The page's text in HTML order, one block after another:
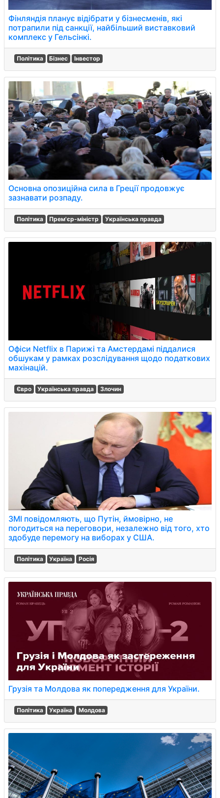
Фінляндія планує відібрати у бізнесменів, які
потрапили під санкції, найбільший виставковий
комплекс у Гельсінкі.
Політика Бізнес Інвестор
Основна опозиційна сила в Греції продовжує
зазнавати розпаду.
Політика Прем'єр-міністр Українська правда
Офіси Netflix в Парижі та Амстердамі піддалися
обшукам у рамках розслідування щодо податкових
махінацій.
Євро Українська правда Злочин
ЗМІ повідомляють, що Путін, ймовірно, не
погодиться на переговори, незалежно від того, хто
здобуде перемогу на виборах у США.
Політика Україна Росія
Грузія та Молдова як попередження для України.
Політика Україна Молдова